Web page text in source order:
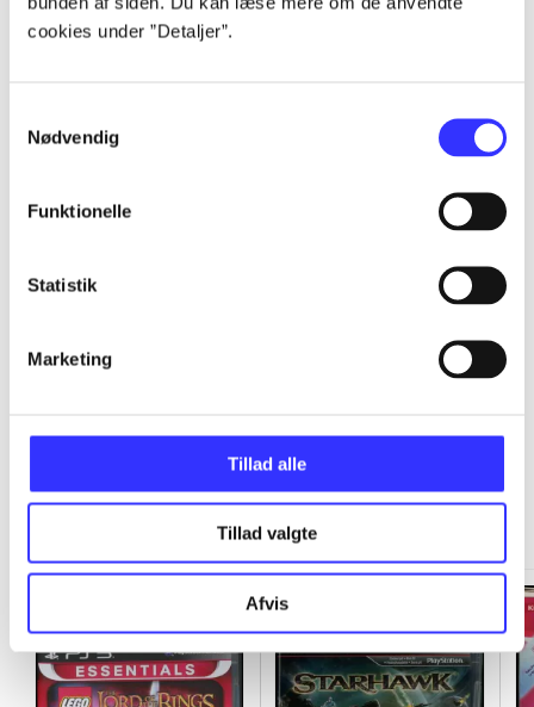
cookies under ”Detaljer”.
Nødvendig
Funktionelle
Statistik
Marketing
Tillad alle
Tillad valgte
Afvis
Minder om